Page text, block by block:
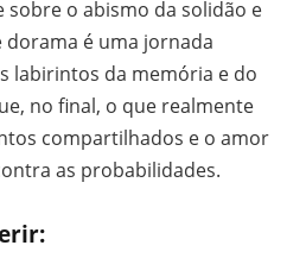
o abismo da solidão e
dorama é uma jornada
labirintos da memória e do
no final, o que realmente
compartilhados e o amor
as probabilidades.